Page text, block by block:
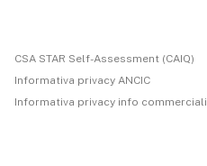
CSA STAR Self-Assessment (CAIQ)
Informativa privacy ANCIC
Informativa privacy info commerciali